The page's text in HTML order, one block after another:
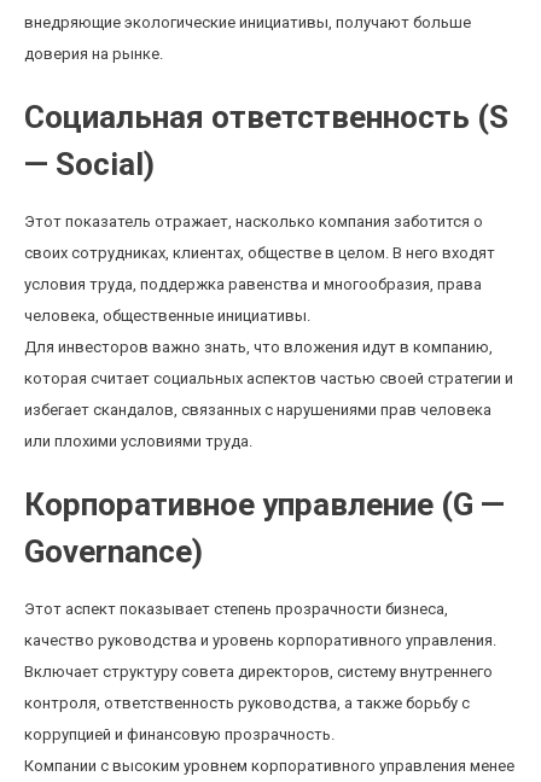
внедряющие экологические инициативы, получают больше
доверия на рынке.
Социальная ответственность (S
— Social)
Этот показатель отражает, насколько компания заботится о
своих сотрудниках, клиентах, обществе в целом. В него входят
условия труда, поддержка равенства и многообразия, права
человека, общественные инициативы.
Для инвесторов важно знать, что вложения идут в компанию,
которая считает социальных аспектов частью своей стратегии и
избегает скандалов, связанных с нарушениями прав человека
или плохими условиями труда.
Корпоративное управление (G —
Governance)
Этот аспект показывает степень прозрачности бизнеса,
качество руководства и уровень корпоративного управления.
Включает структуру совета директоров, систему внутреннего
контроля, ответственность руководства, а также борьбу с
коррупцией и финансовую прозрачность.
Компании с высоким уровнем корпоративного управления менее